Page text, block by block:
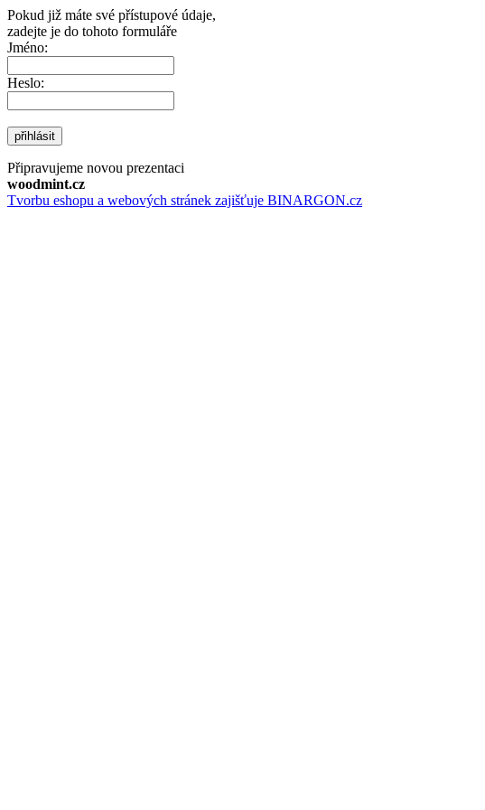
Pokud již máte své přístupové údaje,
zadejte je do tohoto formuláře
Jméno:
Heslo:
přihlásit
Připravujeme novou prezentaci
woodmint.cz
Tvorbu eshopu a webových stránek zajišťuje BINARGON.cz